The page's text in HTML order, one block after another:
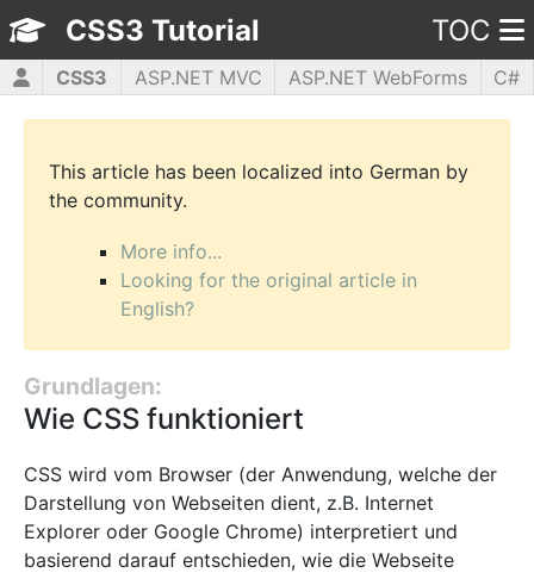
CSS3 Tutorial TOC
CSS3 ASP.NET MVC ASP.NET WebForms
C#
HTML5
JavaScript jQuery PHP5 WPF
This article has been localized into German by
the community.
More info...
Looking for the original article in
English?
Grundlagen:
Wie CSS funktioniert
CSS wird vom Browser (der Anwendung, welche der
Darstellung von Webseiten dient, z.B. Internet
Explorer oder Google Chrome) interpretiert und
basierend darauf entschieden, wie die Webseite